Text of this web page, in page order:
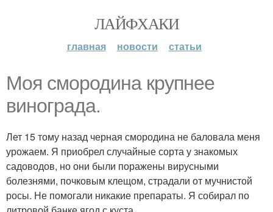
ЛАЙФХАКИ
главная новости статьи
Моя смородина крупнее
винограда.
Лет 15 тому назад черная смородина не баловала меня
урожаем. Я приобрел случайные сорта у знакомых
садоводов, но они были поражены вирусными
болезнями, почковым клещом, страдали от мучнистой
росы. Не помогали никакие препараты. Я собирал по